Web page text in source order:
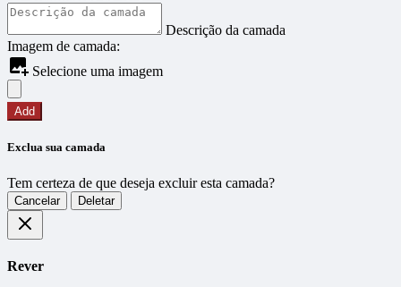
Descrição da camada
Imagem de camada:
Selecione uma imagem
Add
Exclua sua camada
Tem certeza de que deseja excluir esta camada?
Cancelar Deletar
Rever